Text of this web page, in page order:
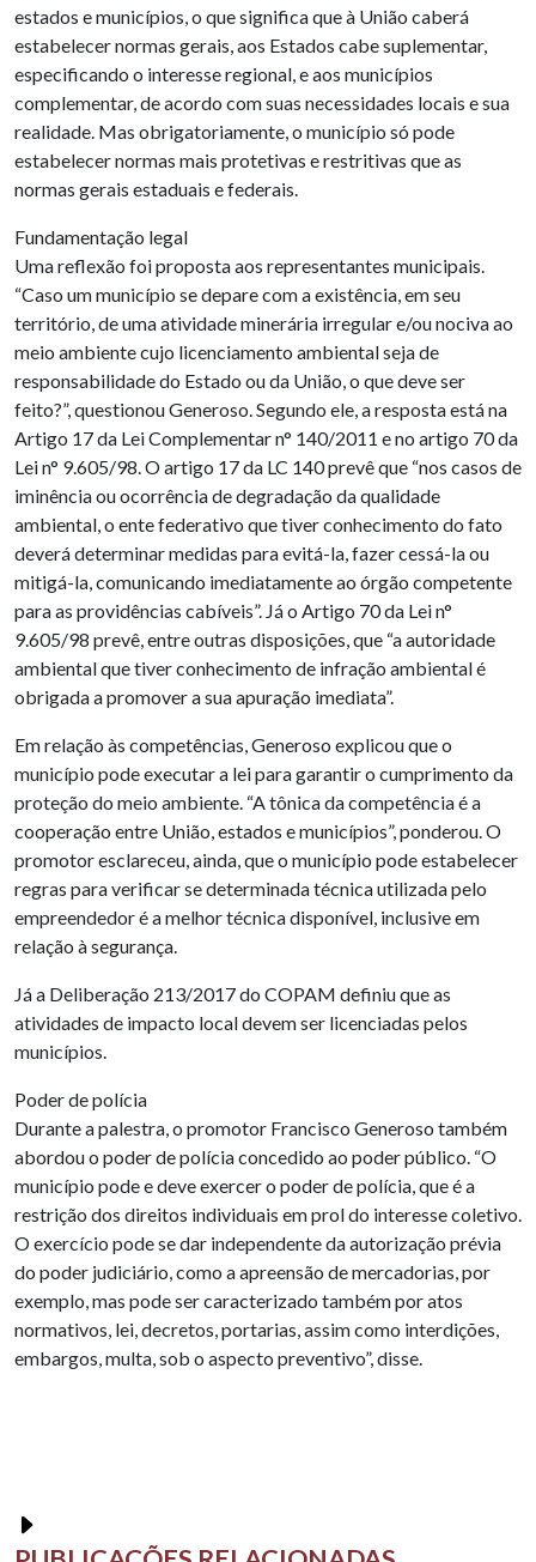
estados e municípios, o que significa que à União caberá
estabelecer normas gerais, aos Estados cabe suplementar,
especificando o interesse regional, e aos municípios
complementar, de acordo com suas necessidades locais e sua
realidade. Mas obrigatoriamente, o município só pode
estabelecer normas mais protetivas e restritivas que as
normas gerais estaduais e federais.
Fundamentação legal
Uma reflexão foi proposta aos representantes municipais.
“Caso um município se depare com a existência, em seu
território, de uma atividade minerária irregular e/ou nociva ao
meio ambiente cujo licenciamento ambiental seja de
responsabilidade do Estado ou da União, o que deve ser
feito?”, questionou Generoso. Segundo ele, a resposta está na
Artigo 17 da Lei Complementar n° 140/2011 e no artigo 70 da
Lei n° 9.605/98. O artigo 17 da LC 140 prevê que “nos casos de
iminência ou ocorrência de degradação da qualidade
ambiental, o ente federativo que tiver conhecimento do fato
deverá determinar medidas para evitá-la, fazer cessá-la ou
mitigá-la, comunicando imediatamente ao órgão competente
para as providências cabíveis”. Já o Artigo 70 da Lei n°
9.605/98 prevê, entre outras disposições, que “a autoridade
ambiental que tiver conhecimento de infração ambiental é
obrigada a promover a sua apuração imediata”.
Em relação às competências, Generoso explicou que o
município pode executar a lei para garantir o cumprimento da
proteção do meio ambiente. “A tônica da competência é a
cooperação entre União, estados e municípios”, ponderou. O
promotor esclareceu, ainda, que o município pode estabelecer
regras para verificar se determinada técnica utilizada pelo
empreendedor é a melhor técnica disponível, inclusive em
relação à segurança.
Já a Deliberação 213/2017 do COPAM definiu que as
atividades de impacto local devem ser licenciadas pelos
municípios.
Poder de polícia
Durante a palestra, o promotor Francisco Generoso também
abordou o poder de polícia concedido ao poder público. “O
município pode e deve exercer o poder de polícia, que é a
restrição dos direitos individuais em prol do interesse coletivo.
O exercício pode se dar independente da autorização prévia
do poder judiciário, como a apreensão de mercadorias, por
exemplo, mas pode ser caracterizado também por atos
normativos, lei, decretos, portarias, assim como interdições,
embargos, multa, sob o aspecto preventivo”, disse.